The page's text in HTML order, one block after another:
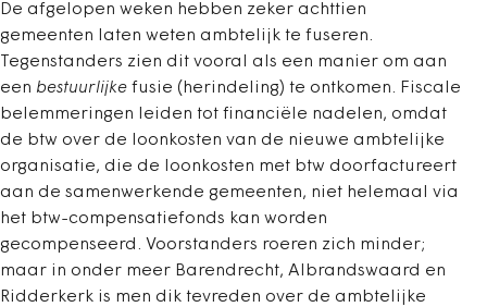
De afgelopen weken hebben zeker achttien
gemeenten laten weten ambtelijk te fuseren.
Tegenstanders zien dit vooral als een manier om aan
een bestuurlijke fusie (herindeling) te ontkomen. Fiscale
belemmeringen leiden tot financiële nadelen, omdat
de btw over de loonkosten van de nieuwe ambtelijke
organisatie, die de loonkosten met btw doorfactureert
aan de samenwerkende gemeenten, niet helemaal via
het btw-compensatiefonds kan worden
gecompenseerd. Voorstanders roeren zich minder;
maar in onder meer Barendrecht, Albrandswaard en
Ridderkerk is men dik tevreden over de ambtelijke